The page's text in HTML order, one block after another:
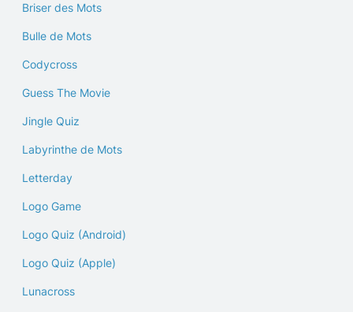
Briser des Mots
Bulle de Mots
Codycross
Guess The Movie
Jingle Quiz
Labyrinthe de Mots
Letterday
Logo Game
Logo Quiz (Android)
Logo Quiz (Apple)
Lunacross